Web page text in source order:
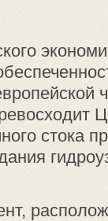
стока